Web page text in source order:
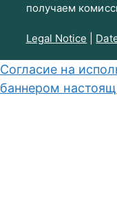
получаем
Legal Notice
Согласие на
баннером